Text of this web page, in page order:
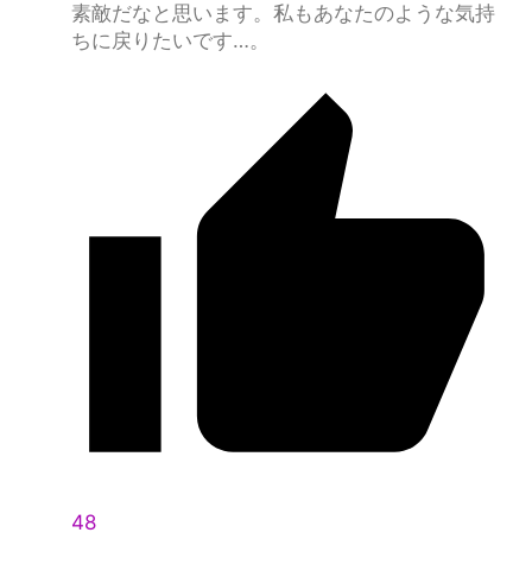
素敵だなと思います。私もあなたのような気持
ちに戻りたいです…。
48